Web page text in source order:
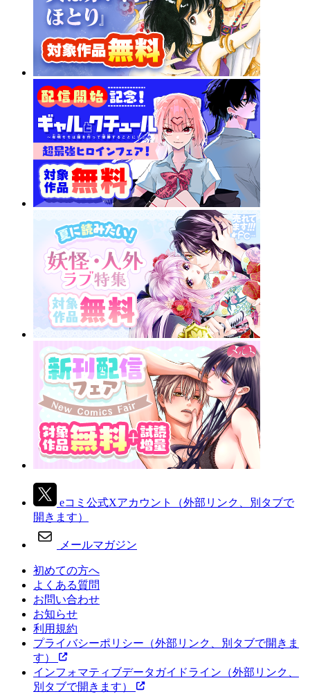
eコミ公式Xアカウント
（外部リンク、別タブで
開きます）
メールマガジン
初めての方へ
よくある質問
お問い合わせ
お知らせ
利用規約
プライバシーポリシー （外部リンク、別タブで開きま
す）
インフォマティブデータガイドライン （外部リンク、
別タブで開きます）